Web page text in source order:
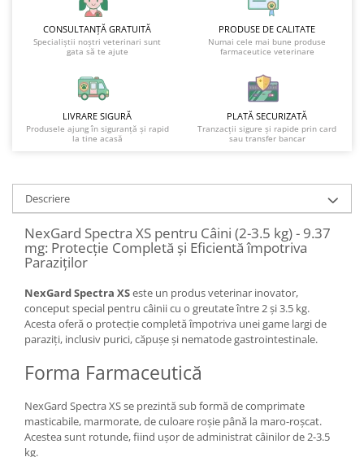
CONSULTANȚĂ GRATUITĂ
Specialiștii noștri veterinari sunt
gata să te ajute
PRODUSE DE CALITATE
Numai cele mai bune produse
farmaceutice veterinare
LIVRARE SIGURĂ
Produsele ajung în siguranță și rapid
la tine acasă
PLATĂ SECURIZATĂ
Tranzacții sigure și rapide prin card
sau transfer bancar
Descriere
NexGard Spectra XS pentru Câini (2-3.5 kg) - 9.37
mg: Protecție Completă și Eficientă împotriva
Paraziților
NexGard Spectra XSeste un produs veterinar inovator,
conceput special pentru câinii cu o greutate între 2 și 3.5 kg.
Acesta oferă o protecție completă împotriva unei game largi de
paraziți, inclusiv purici, căpușe și nematode gastrointestinale.
Forma Farmaceutică
NexGard Spectra XS se prezintă sub formă de comprimate
masticabile, marmorate, de culoare roșie până la maro-roșcat.
Acestea sunt rotunde, fiind ușor de administrat câinilor de 2-3.5
kg.